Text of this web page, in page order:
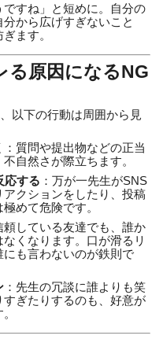
ですね」と短めに。自分の
から広げすぎないこと
ます。
る原因になるNG
以下の行動は周囲から見
：質問や提出物などの正当
自然さが際立ちます。
応する ：万が一先生がSNS
クションをしたり、投稿
めて危険です。
頼している友達でも、誰か
くなります。口が滑るリ
も言わないのが鉄則で
：先生の冗談に誰よりも笑
ぎたりするのも、好意が